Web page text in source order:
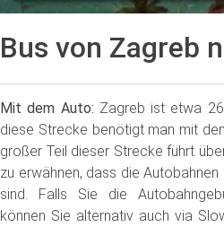
Bus von Zagreb
Mit dem Auto: Zagreb ist etwa
diese Strecke benötigt man mit
großer Teil dieser Strecke führt
zu erwähnen, dass die
sind. Falls Sie die
können Sie alternativ auch via